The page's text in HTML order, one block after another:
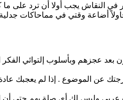
في النقاش يجب أولا أن ترد على
أضاعة وقتي في مماحاكات جدلية
بعد عجزهم وبأسلوب إلتوائي الفكر
عن الموضوع . إذا لم يعجبك
وليس لك أي صلة بهم حتى أن